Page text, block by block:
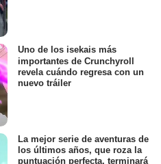
Uno de los isekais más
importantes de Crunchyroll
revela cuándo regresa con un
nuevo tráiler
La mejor serie de aventuras de
los últimos años, que roza la
puntuación perfecta, terminará